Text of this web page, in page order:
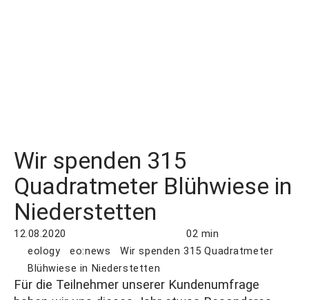
Wir spenden 315
Quadratmeter Blühwiese in
Niederstetten
12.08.2020
02 min
eology
eo:news
Wir spenden 315 Quadratmeter
Blühwiese in Niederstetten
Für die Teilnehmer unserer Kundenumfrage